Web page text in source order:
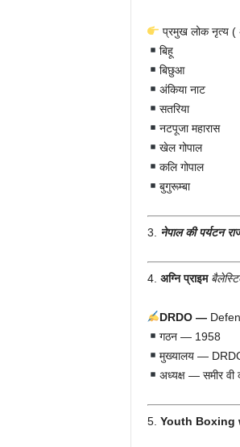
प्रमुख लोक नृत्य
बिहू
बिछुआ
अंकिया नाट
सतरिया
नटपूजा महारास
खेल गोपाल
कलि गोपाल
बुगुरूम्बा
3. नेपाल की पर्यटन
4. अग्नि प्राइम
DRDO —
गठन — 1958
मुख्यालय —
अध्यक्ष — समीर वी
5. Youth Boxing